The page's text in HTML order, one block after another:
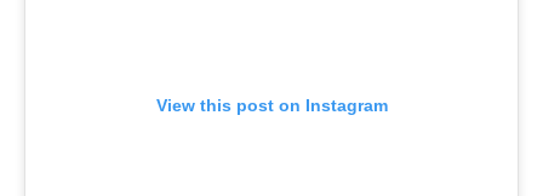
View this post on Instagram